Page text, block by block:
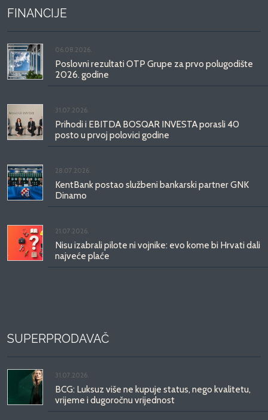
FINANCIJE
06.08.2026.
Poslovni rezultati OTP Grupe za prvo polugodište
2026. godine
31.07.2026.
Prihodi i EBITDA BOSQAR INVESTA porasli 40
posto u prvoj polovici godine
28.07.2026.
KentBank postao službeni bankarski partner GNK
Dinamo
21.07.2026.
Nisu izabrali pilote ni vojnike: evo kome bi Hrvati dali
najveće plaće
SUPERPRODAVAČ
31.07.2026.
BCG: Luksuz više ne kupuje status, nego kvalitetu,
vrijeme i dugoročnu vrijednost